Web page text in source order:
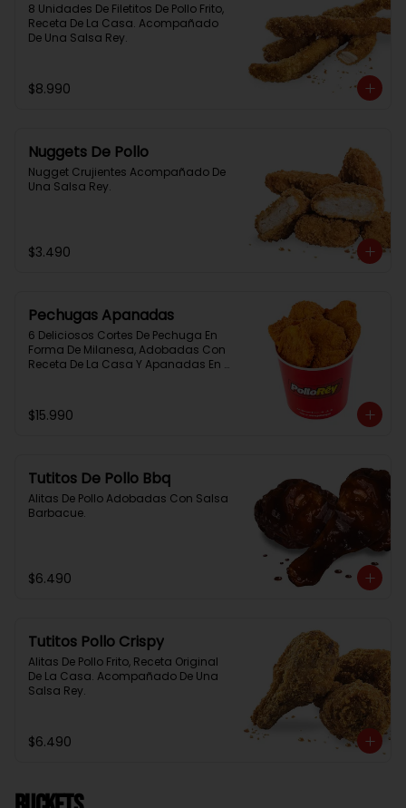
8 Unidades De Filetitos De Pollo Frito,
Receta De La Casa. Acompañado
De Una Salsa Rey.
$8.990
Nuggets De Pollo
Nugget Crujientes Acompañado De
Una Salsa Rey.
$3.490
Pechugas Apanadas
6 Deliciosos Cortes De Pechuga En
Forma De Milanesa, Adobadas Con
Receta De La Casa Y Apanadas En
$15.990
Tutitos De Pollo Bbq
Alitas De Pollo Adobadas Con Salsa
Barbacue.
$6.490
Tutitos Pollo Crispy
Alitas De Pollo Frito, Receta Original
De La Casa. Acompañado De Una
Salsa Rey.
$6.490